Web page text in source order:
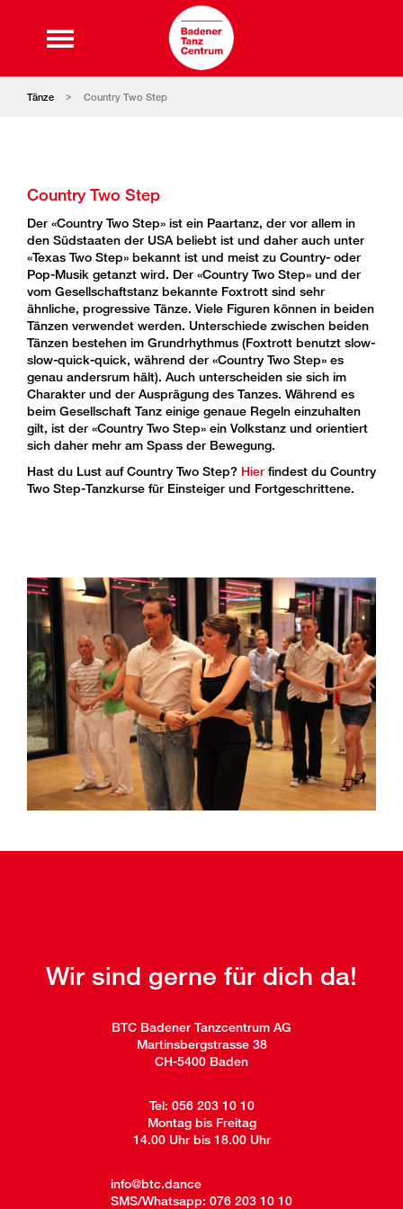
Tänze Country Two Step
Country Two Step
Der «Country Two Step» ist ein Paartanz, der vor allem in
den Südstaaten der USA beliebt ist und daher auch unter
«Texas Two Step» bekannt ist und meist zu Country- oder
Pop-Musik getanzt wird. Der «Country Two Step» und der
vom Gesellschaftstanz bekannte Foxtrott sind sehr
ähnliche, progressive Tänze. Viele Figuren können in beiden
Tänzen verwendet werden. Unterschiede zwischen beiden
Tänzen bestehen im Grundrhythmus (Foxtrott benutzt slow-
slow-quick-quick, während der «Country Two Step» es
genau andersrum hält). Auch unterscheiden sie sich im
Charakter und der Ausprägung des Tanzes. Während es
beim Gesellschaft Tanz einige genaue Regeln einzuhalten
gilt, ist der «Country Two Step» ein Volkstanz und orientiert
sich daher mehr am Spass der Bewegung.
Hast du Lust auf Country Two Step? Hier findest du Country
Two Step-Tanzkurse für Einsteiger und Fortgeschrittene.
Wir sind gerne für dich da!
BTC Badener Tanzcentrum AG
Martinsbergstrasse 38
CH-5400 Baden
Tel: 056 203 10 10
Montag bis Freitag
14.00 Uhr bis 18.00 Uhr
info@btc.dance
SMS/Whatsapp: 076 203 10 10